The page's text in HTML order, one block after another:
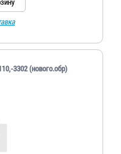
3302 (нового.обр)